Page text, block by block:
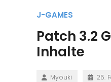
J-GAMES
Patch 3.2
Inhalte
Myouki 25.